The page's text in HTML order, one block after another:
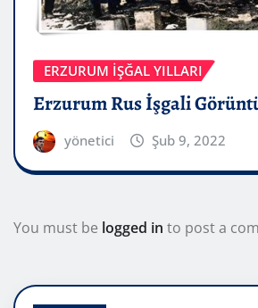
ERZURUM İŞĞAL YILLARI
Erzurum Rus İşgali
yönetici Şub 9, 2022
You must be logged in to post a